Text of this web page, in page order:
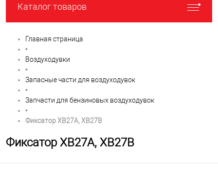
Каталог товаров
Главная страница
•
Воздуходувки
•
Запасные части для воздуходувок
•
Запчасти для бензиновых воздуходувок
•
Фиксатор XB27A, XB27B
Фиксатор XB27A, XB27B